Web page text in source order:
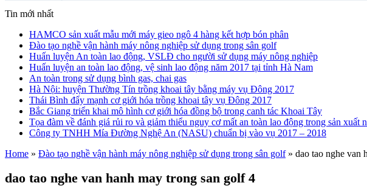
Tin mới nhất
HAMCO sản xuất mẫu mới máy gieo ngô 4 hàng kết hợp bón phân
Đào tạo nghề vận hành máy nông nghiệp sử dụng trong sân golf
Huấn luyện An toàn lao động, VSLĐ cho người sử dụng máy nông nghiệp
Huấn luyện an toàn lao động, vệ sinh lao động năm 2017 tại tỉnh Hà Nam
An toàn trong sử dụng bình gas, chai gas
Hà Nội: huyện Thường Tín trồng khoai tây bằng máy vụ Đông 2017
Thái Bình đẩy mạnh cơ giới hóa trồng khoai tây vụ Đông 2017
Bắc Giang triển khai mô hình cơ giới hóa đồng bộ trong canh tác Khoai Tây
Tọa đàm về đánh giá rủi ro và giảm thiểu nguy cơ mất an toàn lao động trong sản xuất
Công ty TNHH Mía Đường Nghệ An (NASU) chuẩn bị vào vụ 2017 – 2018
Home » Đào tạo nghề vận hành máy nông nghiệp sử dụng trong sân golf » dao tao nghe van
dao tao nghe van hanh may trong san golf 4